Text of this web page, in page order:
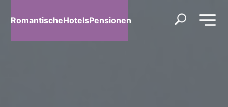
RomantischeHotelsPensionen